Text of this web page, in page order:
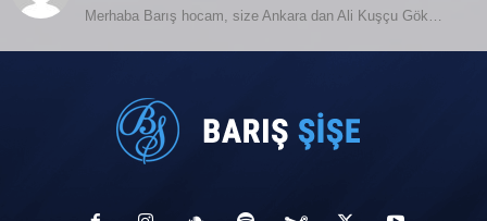
Merhaba Barış hocam, size Ankara dan Ali Kuşçu Gök…